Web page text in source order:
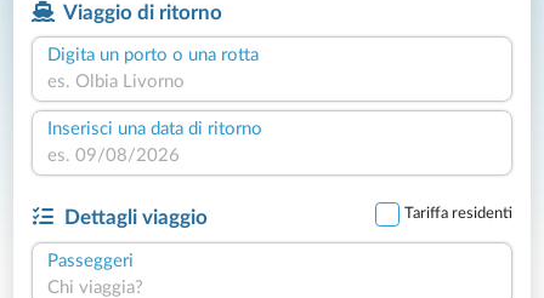
Viaggio di ritorno
Digita un porto o una rotta
Inserisci una data di ritorno
Dettagli viaggio Tariffa residenti
Passeggeri
Chi viaggia?